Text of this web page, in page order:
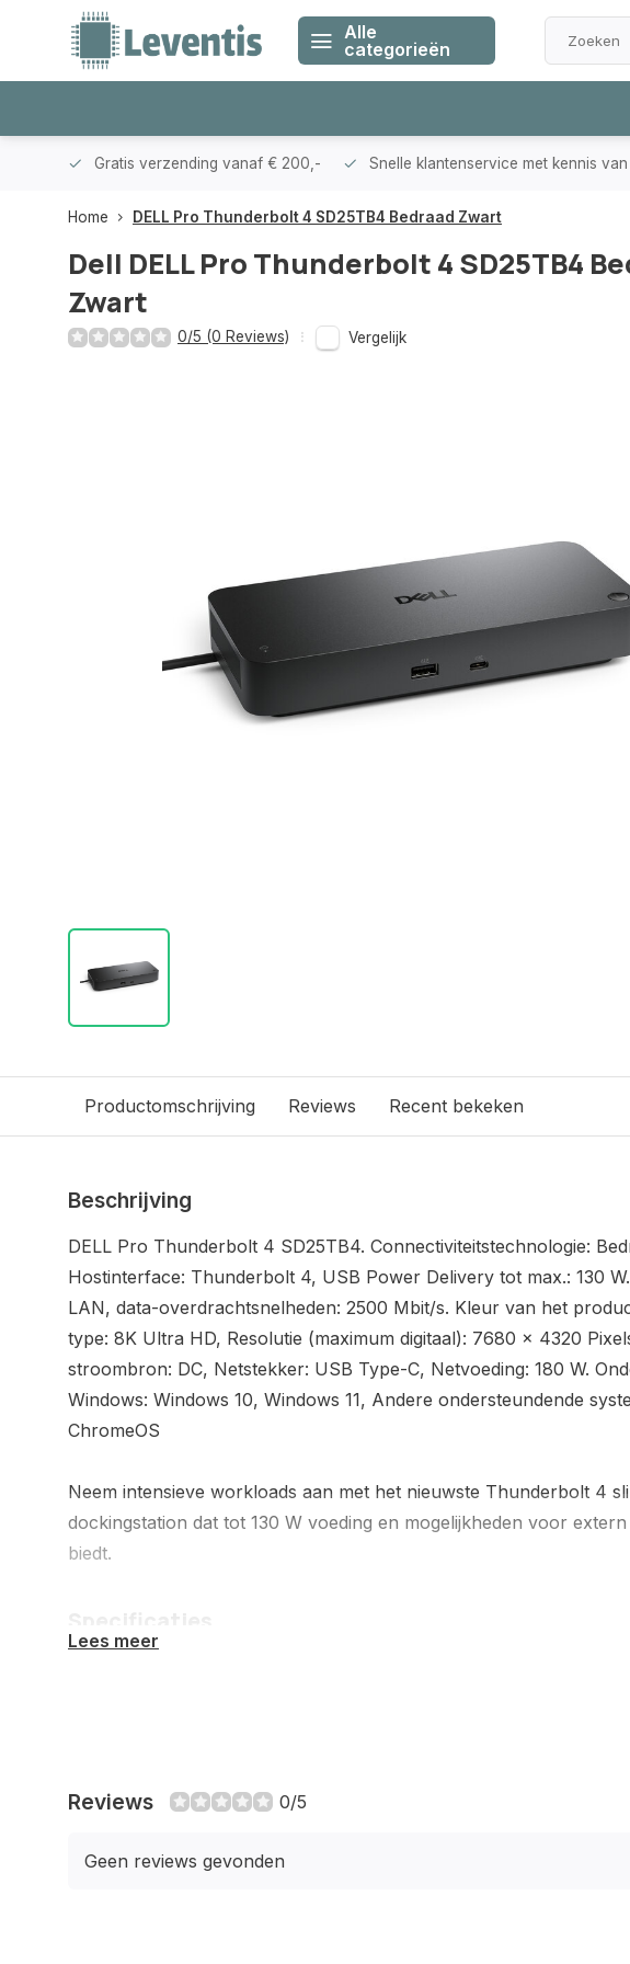
Alle
categorieën
Gratis verzending vanaf € 200,- Snelle klantenservice met kennis
Home DELL Pro Thunderbolt 4 SD25TB4 Bedraad Zwart
Dell DELL Pro Thunderbolt 4 SD25TB4
Zwart
0/5 (0 Reviews) Vergelijk
Productomschrijving Reviews Recent bekeken
Beschrijving
DELL Pro Thunderbolt 4 SD25TB4. Connectiviteitstechnologie:
Hostinterface: Thunderbolt 4, USB Power Delivery tot max.: 130
LAN, data-overdrachtsnelheden: 2500 Mbit/s. Kleur van het
type: 8K Ultra HD, Resolutie (maximum digitaal): 7680 x 4320
stroombron: DC, Netstekker: USB Type-C, Netvoeding: 180 W.
Windows: Windows 10, Windows 11, Andere ondersteundende
ChromeOS
Neem intensieve workloads aan met het nieuwste Thunderbolt 4
dockingstation dat tot 130 W voeding en mogelijkheden voor
biedt.
Hostinterface
Thunderbolt
Lees meer
Reviews 0/5
Geen reviews gevonden